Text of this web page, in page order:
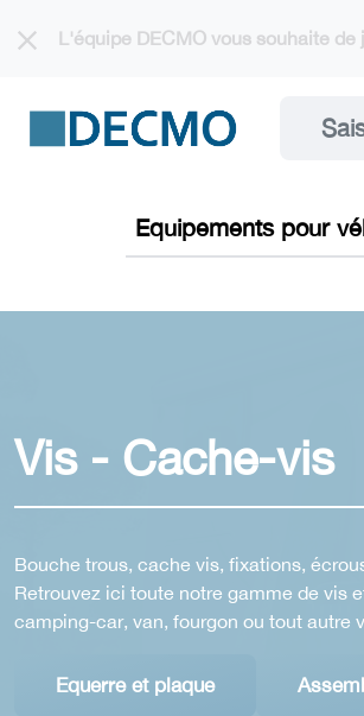
L'équipe DECMO vous souhaite
Equipements pour
Vis - Cache-vis
Bouche trous, cache vis, fixations,
Retrouvez ici toute notre gamme de vis
camping-car, van, fourgon ou tout autre
Equerre et plaque